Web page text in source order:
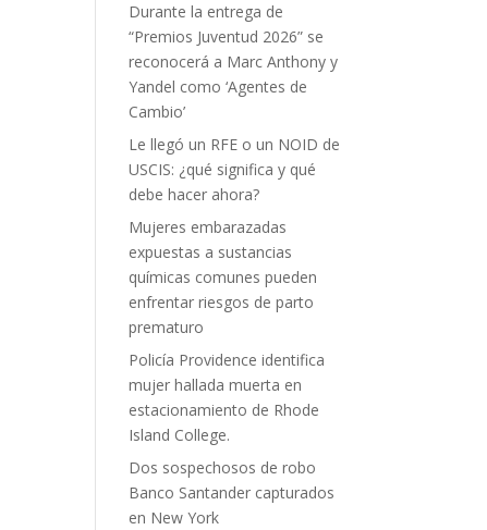
Durante la entrega de
“Premios Juventud 2026” se
reconocerá a Marc Anthony y
Yandel como ‘Agentes de
Cambio’
Le llegó un RFE o un NOID de
USCIS: ¿qué significa y qué
debe hacer ahora?
Mujeres embarazadas
expuestas a sustancias
químicas comunes pueden
enfrentar riesgos de parto
prematuro
Policía Providence identifica
mujer hallada muerta en
estacionamiento de Rhode
Island College.
Dos sospechosos de robo
Banco Santander capturados
en New York